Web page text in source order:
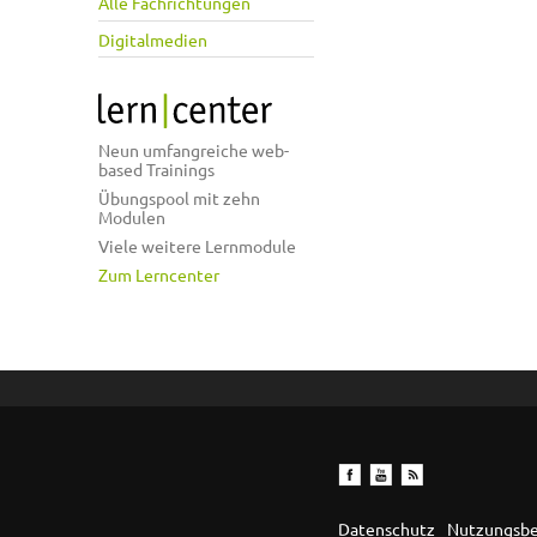
Digitalmedien
Neun umfangreiche web-
based Trainings
Übungspool mit zehn
Modulen
Viele weitere Lernmodule
Zum Lerncenter
Datenschutz